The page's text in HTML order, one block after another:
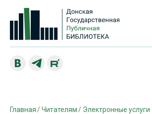
Главная Читателям
Электронные услуги